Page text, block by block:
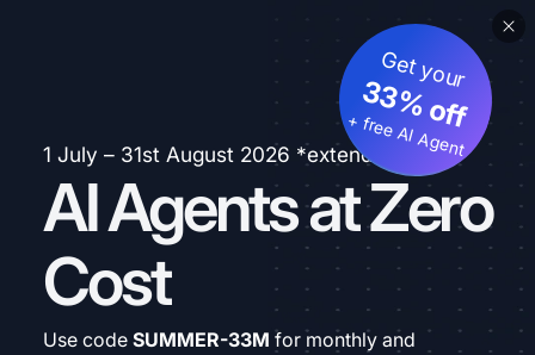
1 July – 31st August 2026 *extended
AI Agents at Zero
Cost
Get your
33% off
+ free AI Agent
Use code SUMMER-33M for monthly and